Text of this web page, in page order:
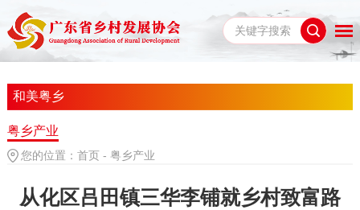
和美粤乡
粤乡产业
您的位置： 首页 - 粤乡产业
从化区吕田镇三华李铺就乡村致富路